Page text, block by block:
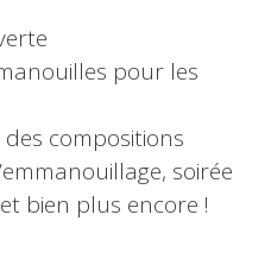
pour les
des compositions
soirée
bien plus encore !